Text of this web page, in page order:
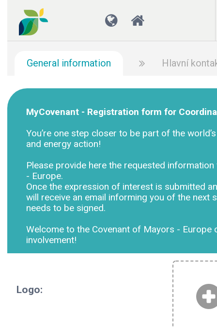
General information Hlavní
MyCovenant - Registration form for
You’re one step closer to be part of the
and energy action!
Please provide here the requested
- Europe.
Once the expression of interest is submitted
will receive an email informing you of the next
needs to be signed.
Welcome to the Covenant of Mayors -
involvement!
Logo: